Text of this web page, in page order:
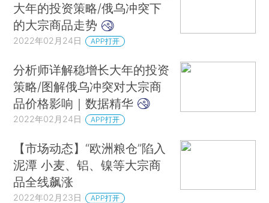
大年的投资策略/俄乌冲突下
的大宗商品走势
2022年02月24日 APP打开
分析师详解稳增长大年的投资
策略/图解俄乌冲突对大宗商
品价格影响｜数据精华
2022年02月24日 APP打开
【市场动态】“欧洲粮仓”陷入
泥潭 小麦、铝、镍等大宗商
品全线飙涨
2022年02月23日 APP打开